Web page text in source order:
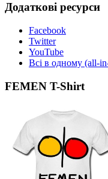
Додаткові ресурси
Facebook
Twitter
YouTube
Всі в одному (all-
FEMEN T-Shirt